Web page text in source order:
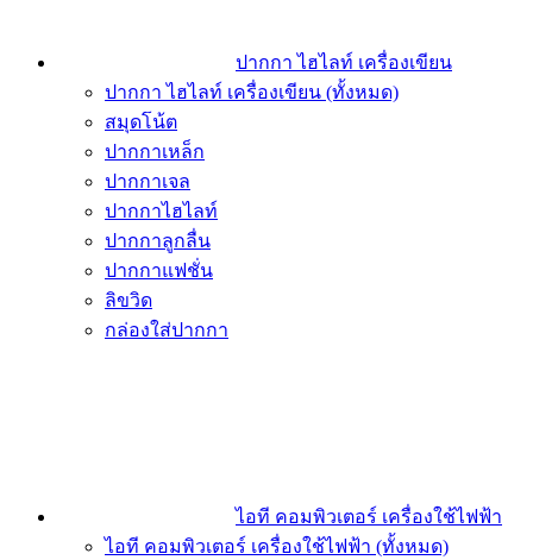
ปากกา ไฮไลท์ เครื่องเขียน
ปากกา ไฮไลท์ เครื่องเขียน (ทั้งหมด)
สมุดโน้ต
ปากกาเหล็ก
ปากกาเจล
ปากกาไฮไลท์
ปากกาลูกลื่น
ปากกาแฟชั่น
ลิขวิด
กล่องใส่ปากกา
ไอที คอมพิวเตอร์ เครื่องใช้ไฟฟ้า
ไอที คอมพิวเตอร์ เครื่องใช้ไฟฟ้า (ทั้งหมด)